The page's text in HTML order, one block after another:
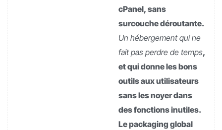
cPanel, sans
surcouche déroutante.
Un hébergement qui ne
fait pas perdre de temps,
et qui donne les bons
outils aux utilisateurs
sans les noyer dans
des fonctions inutiles.
Le packaging global